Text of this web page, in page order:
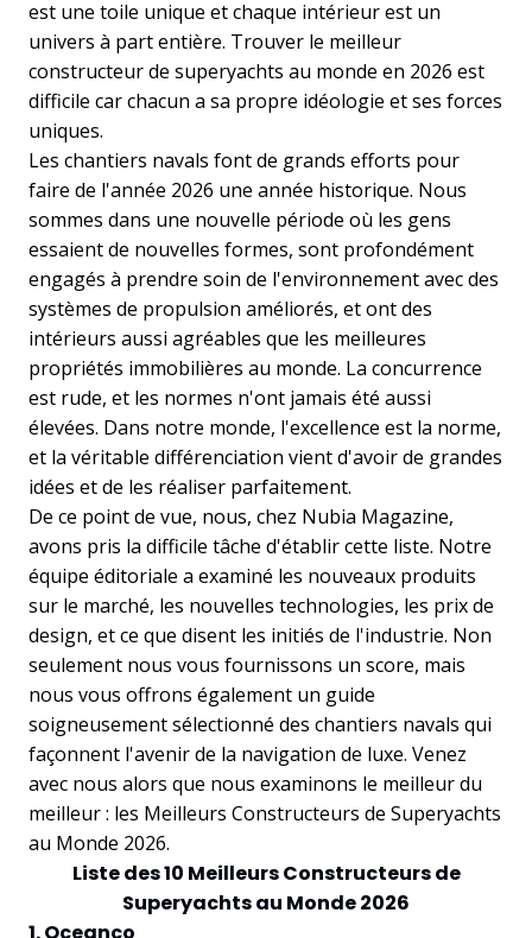
est une toile unique et chaque intérieur est un
univers à part entière. Trouver le meilleur
constructeur de superyachts au monde en 2026 est
difficile car chacun a sa propre idéologie et ses forces
uniques.
Les chantiers navals font de grands efforts pour
faire de l'année 2026 une année historique. Nous
sommes dans une nouvelle période où les gens
essaient de nouvelles formes, sont profondément
engagés à prendre soin de l'environnement avec des
systèmes de propulsion améliorés, et ont des
intérieurs aussi agréables que les meilleures
propriétés immobilières au monde. La concurrence
est rude, et les normes n'ont jamais été aussi
élevées. Dans notre monde, l'excellence est la norme,
et la véritable différenciation vient d'avoir de grandes
idées et de les réaliser parfaitement.
De ce point de vue, nous, chez Nubia Magazine,
avons pris la difficile tâche d'établir cette liste. Notre
équipe éditoriale a examiné les nouveaux produits
sur le marché, les nouvelles technologies, les prix de
design, et ce que disent les initiés de l'industrie. Non
seulement nous vous fournissons un score, mais
nous vous offrons également un guide
soigneusement sélectionné des chantiers navals qui
façonnent l'avenir de la navigation de luxe. Venez
avec nous alors que nous examinons le meilleur du
meilleur : les Meilleurs Constructeurs de Superyachts
au Monde 2026.
Liste des 10 Meilleurs Constructeurs de
Superyachts au Monde 2026